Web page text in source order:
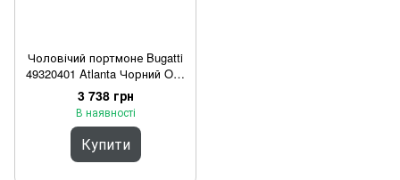
Чоловічий портмоне Bugatti
49320401 Atlanta Чорний One
Size
3 738 грн
В наявності
Купити